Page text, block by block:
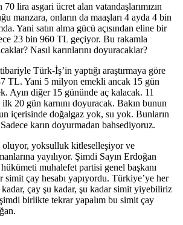
lira asgari ücret alan vatandaşlarımızın
manzara, onların da maaşları 4 ayda 4 bin
Yani satın alma gücü açısından eline bir
23 bin 960 TL geçiyor. Bu rakamla
Nasıl karınlarını doyuracaklar?
Türk-İş’in yaptığı araştırmaya göre
TL. Yani 5 milyon emekli ancak 15 gün
Ayın diğer 15 gününde aç kalacak. 11
20 gün karnını doyuracak. Bakın bunun
içerisinde doğalgaz yok, su yok. Bunların
karın doyurmadan bahsediyoruz.
oluyor, yoksulluk kitleselleşiyor ve
yayılıyor. Şimdi Sayın Erdoğan
muhalefet partisi genel başkanı
çay hesabı yapıyordu. Türkiye’ye her
çay şu kadar, şu kadar simit yiyebiliriz
birlikte tekrar yapalım bu simit çay